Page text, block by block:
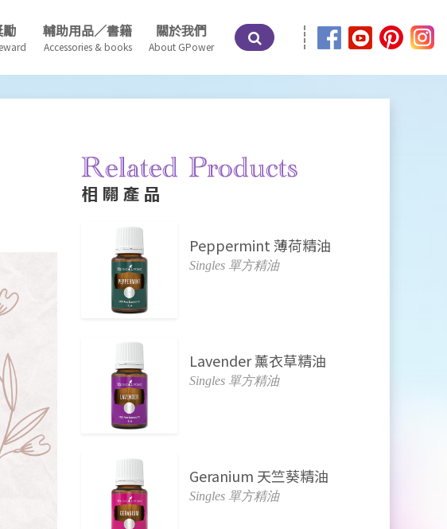
輔助用品／書籍
Accessories & books
關於我們
About GPower
相關產品
Peppermint 薄荷精油
Singles 單方精油
Lavender 薰衣草精油
Singles 單方精油
Geranium 天竺葵精油
Singles 單方精油